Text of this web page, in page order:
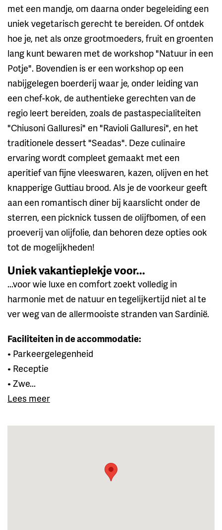
met een mandje, om daarna onder begeleiding een
uniek vegetarisch gerecht te bereiden. Of ontdek
hoe je, net als onze grootmoeders, fruit en groenten
lang kunt bewaren met de workshop "Natuur in een
Potje". Bovendien is er een workshop op een
nabijgelegen boerderij waar je, onder leiding van
een chef-kok, de authentieke gerechten van de
regio leert bereiden, zoals de pastaspecialiteiten
"Chiusoni Galluresi" en "Ravioli Galluresi", en het
traditionele dessert "Seadas". Deze culinaire
ervaring wordt compleet gemaakt met een
aperitief van fijne vleeswaren, kazen, olijven en het
knapperige Guttiau brood. Als je de voorkeur geeft
aan een romantisch diner bij kaarslicht onder de
sterren, een picknick tussen de olijfbomen, of een
proeverij van olijfolie, dan behoren deze opties ook
tot de mogelijkheden!
Uniek vakantieplekje voor...
...voor wie luxe en comfort zoekt volledig in
harmonie met de natuur en tegelijkertijd niet al te
ver weg van de allermooiste stranden van Sardinië.
Faciliteiten in de accommodatie:
• Parkeergelegenheid
• Receptie
• Zwe...
Lees meer